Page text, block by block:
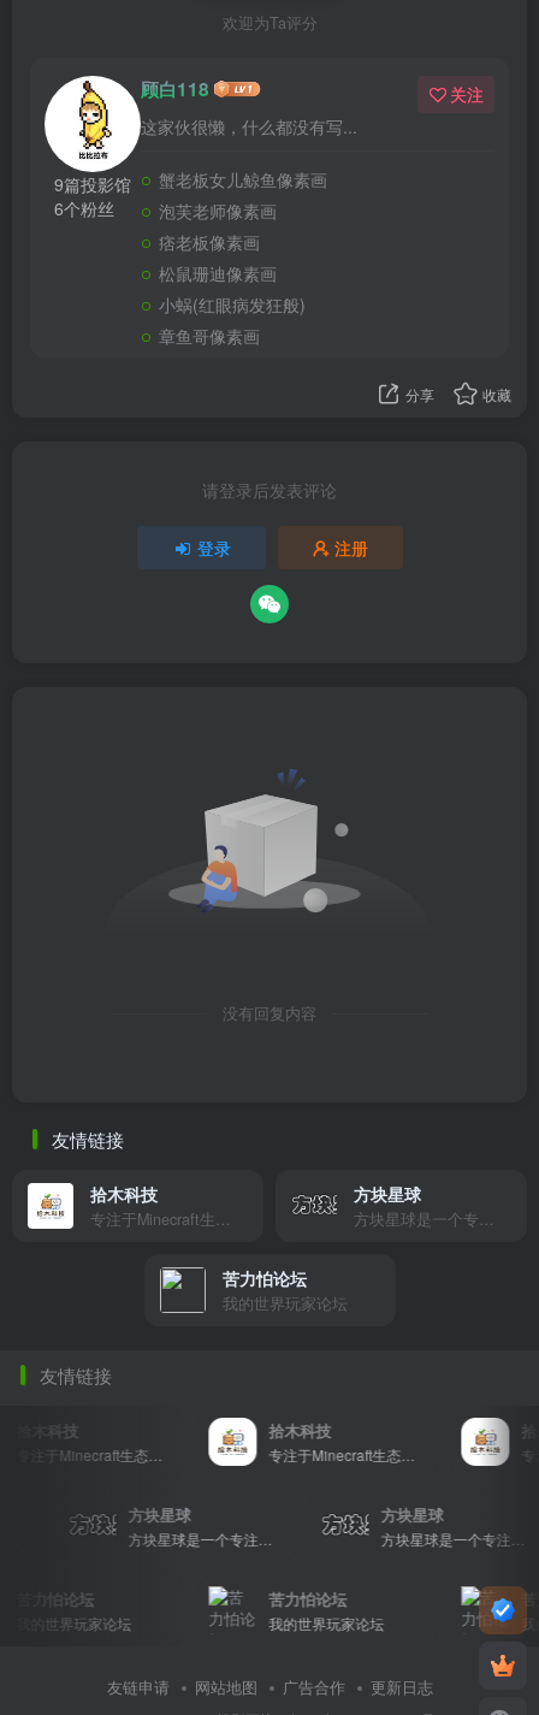
欢迎为Ta评分
9篇投影馆
6个粉丝
顾白118
这家伙很懒，什么都没有写...
关注
蟹老板女儿鲸鱼像素画
泡芙老师像素画
痞老板像素画
松鼠珊迪像素画
小蜗(红眼病发狂般)
章鱼哥像素画
分享 收藏
请登录后发表评论
登录 注册
没有回复内容
友情链接
拾木科技
专注于Minecraft生态建设
方块星球
方块星球是一个专注于我的世界的中文论坛，提供丰富的资源分享、玩家交流和创意展示，包括地图、皮肤、数据包等内容，打造Minecraft玩家的专属社区乐园！
苦力怕论坛
我的世界玩家论坛
友情链接
拾木科技
专注于Minecraft生态建设
拾木科技
专注于Minecraft生态建设
拾
方块星球 方块星球
苦力怕论坛
我的世界玩家论坛
苦力怕论坛
我的世界玩家论坛
苦
我
友链申请 网站地图 广告合作 更新日志